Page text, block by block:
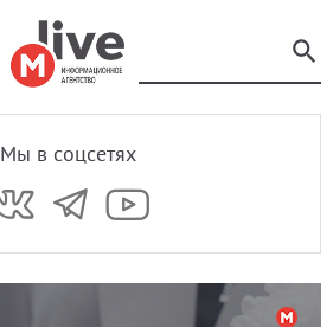
Мы в соцсетях